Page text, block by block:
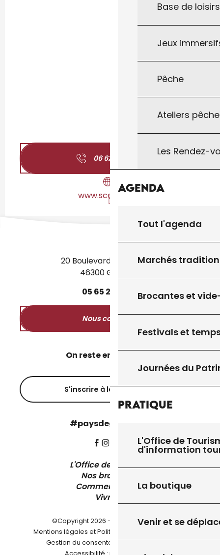
Base de
Jeux
Pêche
Ateliers
Les Rendez-
Agenda
Tout l'agenda
Marchés
Brocantes et
Festivals et
Journées du
Pratique
L'Office de
d'information
La boutique
Venir et se
06 62 78 25
www.scenette.fr
20 Boulevard des Martyrs
46300 Gourdon
05 65 27 50
Nous contacter
On reste en contact ?
S'inscrire à la newsletter
#paysdegourdon !
L'Office de Tourisme
Nos brochures
Comment venir ?
Vivre ici
©Copyright 2026 - Pays de Gourdon
Mentions légales et Politique de confidentialité
Gestion du consentement-Plan du site-
Accessibilité : non conforme